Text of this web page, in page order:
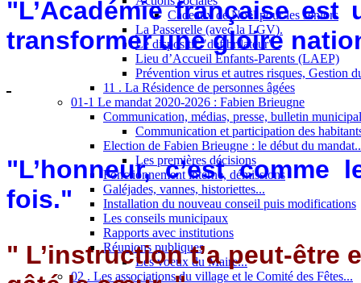
Cadeaux de Noël pour les séniors
La Passerelle (avec la LGV).
Le dispositif "défibrilateur"..
Lieu d’Accueil Enfants-Parents (LAEP)
Prévention virus et autres risques, Gestion
11 . La Résidence de personnes âgées
01-1 Le mandat 2020-2026 : Fabien Brieugne
Communication, médias, presse, bulletin
Communication et participation des
Election de Fabien Brieugne : le début du
Les premières décisions
Fonctionnement interne, démissions
Galéjades, vannes, historiettes...
Installation du nouveau conseil puis modifications
Les conseils municipaux
Rapports avec institutions
Réunions publiques
Les voeux du Maire...
02 . Les associations du village et le Comité des Fêtes...
"L’Académie française
transformer une gloire
"L’honneur, c’est comme
fois."
" L’instruction t’a peut-être